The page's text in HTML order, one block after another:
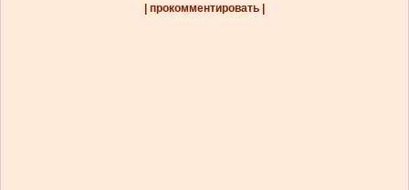
| прокомментировать |